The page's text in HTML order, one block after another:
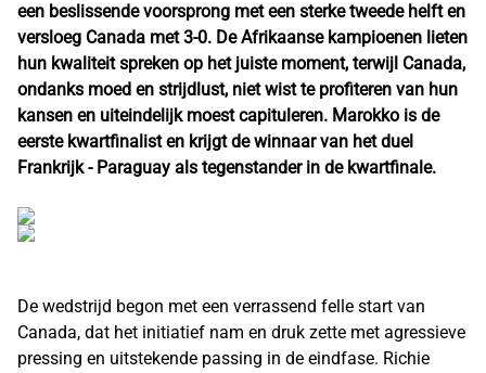
een beslissende voorsprong met een sterke tweede helft en
versloeg Canada met 3-0. De Afrikaanse kampioenen lieten
hun kwaliteit spreken op het juiste moment, terwijl Canada,
ondanks moed en strijdlust, niet wist te profiteren van hun
kansen en uiteindelijk moest capituleren. Marokko is de
eerste kwartfinalist en krijgt de winnaar van het duel
Frankrijk - Paraguay als tegenstander in de kwartfinale.
De wedstrijd begon met een verrassend felle start van
Canada, dat het initiatief nam en druk zette met agressieve
pressing en uitstekende passing in de eindfase. Richie